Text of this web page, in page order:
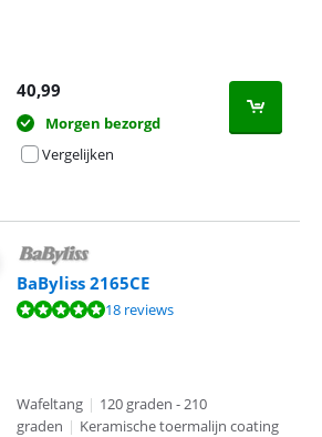
40,99
Morgen bezorgd
Vergelijken
BaByliss 2165CE
10, gebaseerd op 18 reviews.
18 reviews
Wafeltang | 120 graden - 210
graden | Keramische toermalijn coating